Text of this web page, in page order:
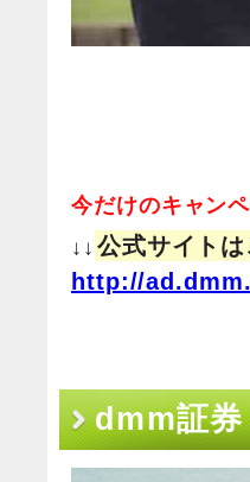
今だけのキャンペ
↓↓ 公式サイトは
http://
dmm証